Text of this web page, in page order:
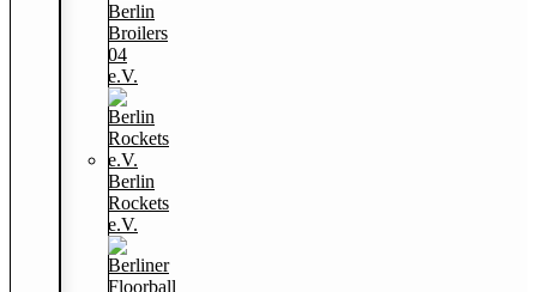
Berlin
Broilers
04
e.V.
Berlin
Rockets
e.V.